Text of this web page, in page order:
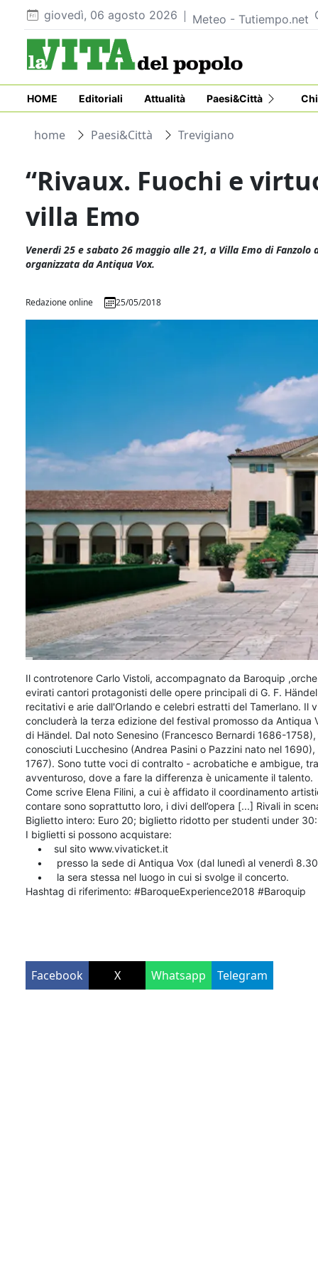
giovedì, 06 agosto 2026 Meteo - Tutiempo.net
HOME Editoriali Attualità Paesi&Città
home Paesi&Città Trevigiano
“Rivaux. Fuochi e
villa Emo
Venerdì 25 e sabato 26 maggio alle 21, a Villa Emo di
organizzata da Antiqua Vox.
Redazione online 25/05/2018
Il controtenore Carlo Vistoli, accompagnato da Baroquip
evirati cantori protagonisti delle opere principali di G. F.
recitativi e arie dall'Orlando e celebri estratti del Tamerlano.
concluderà la terza edizione del festival promosso da
di Händel. Dal noto Senesino (Francesco Bernardi 1686-
conosciuti Lucchesino (Andrea Pasini o Pazzini nato nel
1767). Sono tutte voci di contralto - acrobatiche e ambigue,
avventuroso, dove a fare la differenza è unicamente il talento.
Come scrive Elena Filini, a cui è affidato il coordinamento
contare sono soprattutto loro, i divi dell’opera [...] Rivali in
Biglietto intero: Euro 20; biglietto ridotto per studenti under 30:
I biglietti si possono acquistare:
• sul sito www.vivaticket.it
• presso la sede di Antiqua Vox (dal lunedì al venerdì
• la sera stessa nel luogo in cui si svolge il concerto.
Hashtag di riferimento: #BaroqueExperience2018 #Baroquip
Facebook X Whatsapp Telegram